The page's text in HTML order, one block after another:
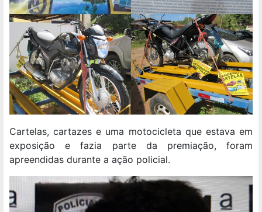
Cartelas, cartazes e uma motocicleta que estava em
exposição e fazia parte da premiação, foram
apreendidas durante a ação policial.